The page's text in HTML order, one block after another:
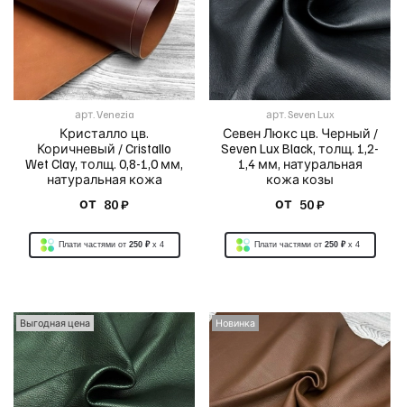
арт.Venezia
Кристалло цв.
Коричневый / Cristallo
Wet Clay, толщ. 0,8-1,0 мм,
натуральная кожа
от 80 ₽
Плати частями от 250 ₽ x 4
арт.Seven Lux
Севен Люкс цв. Черный /
Seven Lux Black, толщ. 1,2-
1,4 мм, натуральная
кожа козы
от 50 ₽
Плати частями от 250 ₽ x 4
Выгодная цена Новинка